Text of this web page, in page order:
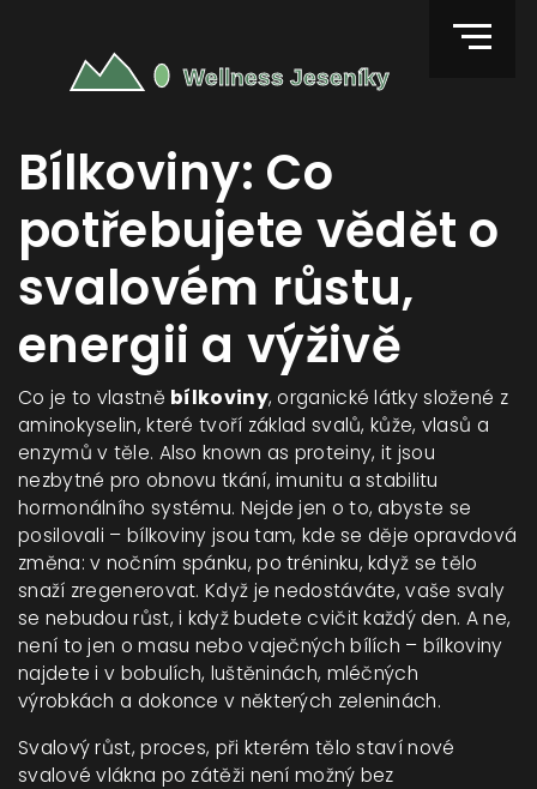
Bílkoviny: Co
potřebujete vědět o
svalovém růstu,
energii a výživě
Co je to vlastně bílkoviny,organické látky složené z
aminokyselin, které tvoří základ svalů, kůže, vlasů a
enzymů v těle. Also known as proteiny, it jsou
nezbytné pro obnovu tkání, imunitu a stabilitu
hormonálního systému. Nejde jen o to, abyste se
posilovali – bílkoviny jsou tam, kde se děje opravdová
změna: v nočním spánku, po tréninku, když se tělo
snaží zregenerovat. Když je nedostáváte, vaše svaly
se nebudou růst, i když budete cvičit každý den. A ne,
není to jen o masu nebo vaječných bílích – bílkoviny
najdete i v bobulích, luštěninách, mléčných
výrobkách a dokonce v některých zeleninách.
Svalový růst,proces, při kterém tělo staví nové
svalové vlákna po zátěži není možný bez